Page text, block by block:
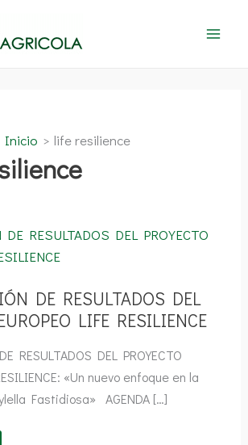
Inicio life resilience
DE RESULTADOS DEL
LIFE RESILIENCE
RESULTADOS DEL PROYECTO
«Un nuevo enfoque en la
Fastidiosa» AGENDA […]